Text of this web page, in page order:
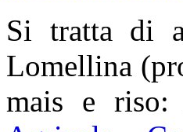
Si tratta di
Lomellina
mais e riso: